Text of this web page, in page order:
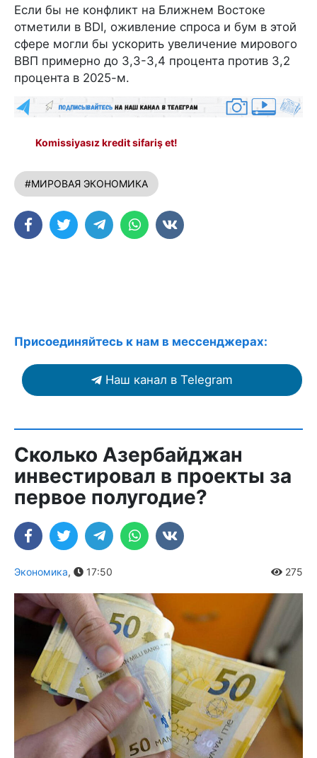
Если бы не конфликт на Ближнем Востоке
отметили в BDI, оживление спроса и бум в этой
сфере могли бы ускорить увеличение мирового
ВВП примерно до 3,3-3,4 процента против 3,2
процента в 2025-м.
Komissiyasız kredit sifariş et!
#МИРОВАЯ ЭКОНОМИКА
Присоединяйтесь к нам в мессенджерах:
Наш канал в Telegram
Сколько Азербайджан
инвестировал в проекты за
первое полугодие?
Экономика, 17:50 275